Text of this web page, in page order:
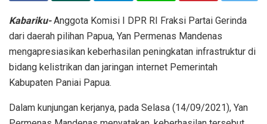
Kabariku-Anggota Komisi I DPR RI Fraksi Partai Gerinda
dari daerah pilihan Papua, Yan Permenas Mandenas
mengapresiasikan keberhasilan peningkatan infrastruktur di
bidang kelistrikan dan jaringan internet Pemerintah
Kabupaten Paniai Papua.
Dalam kunjungan kerjanya, pada Selasa (14/09/2021), Yan